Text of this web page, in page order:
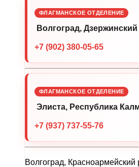
ФЛАГМАНСКОЕ ОТДЕЛЕНИЕ
Волгоград,
+7 (902) 380-05-65
ФЛАГМАНСКОЕ ОТДЕЛЕНИЕ
Элиста, Республика
+7 (937) 737-55-76
Волгоград, Красноармейский